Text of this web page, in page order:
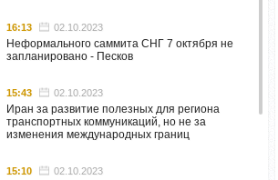
16:13 02.10.2023
Неформального саммита СНГ 7 октября не
запланировано - Песков
15:43 02.10.2023
Иран за развитие полезных для региона
транспортных коммуникаций, но не за
изменения международных границ
15:10 02.10.2023